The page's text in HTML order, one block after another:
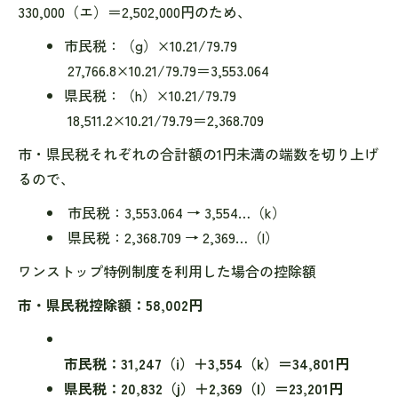
330,000（エ）＝2,502,000円のため、
市民税：（g）×10.21/79.79
27,766.8×10.21/79.79＝3,553.064
県民税：（h）×10.21/79.79
18,511.2×10.21/79.79＝2,368.709
市・県民税それぞれの合計額の1円未満の端数を切り上げ
るので、
市民税：3,553.064 → 3,554…（k）
県民税：2,368.709 → 2,369…（l）
ワンストップ特例制度を利用した場合の控除額
市・県民税控除額：58,002円
市民税：31,247（i）＋3,554（k）＝34,801円
県民税：20,832（j）＋2,369（l）＝23,201円